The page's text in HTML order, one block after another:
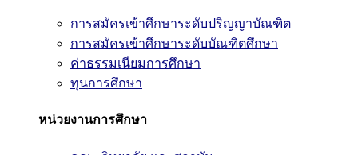
การสมัครเข้าศึกษาระดับปริญญาบัณฑิต
การสมัครเข้าศึกษาระดับบัณฑิตศึกษา
ค่าธรรมเนียมการศึกษา
ทุนการศึกษา
หน่วยงานการศึกษา